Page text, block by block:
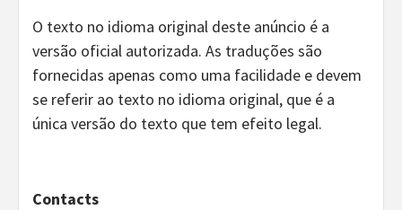
O texto no idioma original deste anúncio é a
versão oficial autorizada. As traduções são
fornecidas apenas como uma facilidade e devem
se referir ao texto no idioma original, que é a
única versão do texto que tem efeito legal.
Contacts